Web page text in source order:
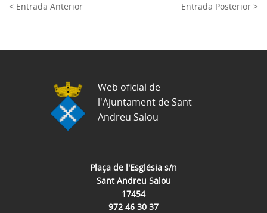
< Entrada Anterior Entrada Posterior >
Plaça de l'Església s/n
Sant Andreu Salou
17454
972 46 30 37
Web oficial de
l'Ajuntament de Sant
Andreu Salou